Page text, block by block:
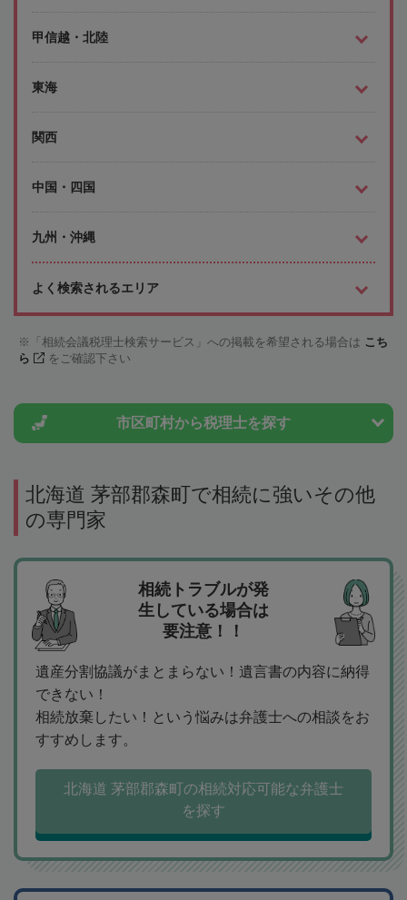
甲信越・北陸
東海
関西
中国・四国
九州・沖縄
よく検索されるエリア
「相続会議税理士検索サービス」への掲載を希望される場合は こち
ら
をご確認下さい
市区町村から税理士を探す
北海道 茅部郡森町で相続に強いその他
の専門家
相続トラブルが発
生している場合は
要注意！！
遺産分割協議がまとまらない！遺言書の内容に納得
できない！
相続放棄したい！という悩みは弁護士への相談をお
すすめします。
北海道 茅部郡森町の相続対応可能な弁護士
を探す